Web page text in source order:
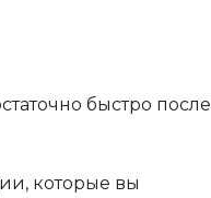
быстро после
которые вы